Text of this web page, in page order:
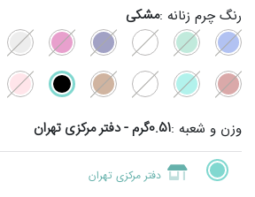
رنگ چرم زنانه :مشکی
وزن و شعبه :0.51گرم - دفتر مرکزی تهران
دفتر مرکزی تهران